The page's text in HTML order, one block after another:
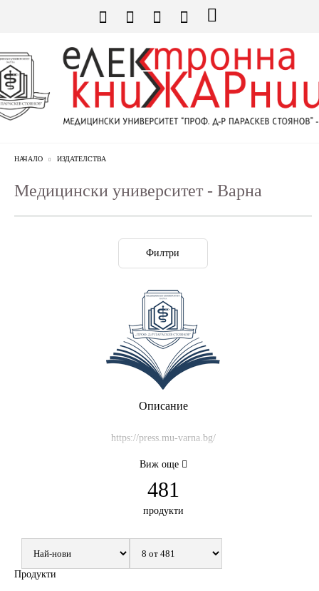
НАЧАЛО ИЗДАТЕЛСТВА
Медицински университет - Варна
Филтри
Описание
https://press.mu-varna.bg/
Виж още
481
продукти
Продукти